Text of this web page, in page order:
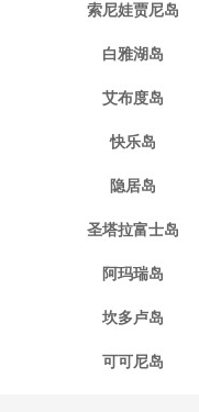
索尼娃贾尼岛
白雅湖岛
艾布度岛
快乐岛
隐居岛
圣塔拉富士岛
阿玛瑞岛
坎多卢岛
可可尼岛